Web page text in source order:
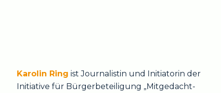
Karolin Ring ist Journalistin und Initiatorin der
Initiative für Bürgerbeteiligung „Mitgedacht-